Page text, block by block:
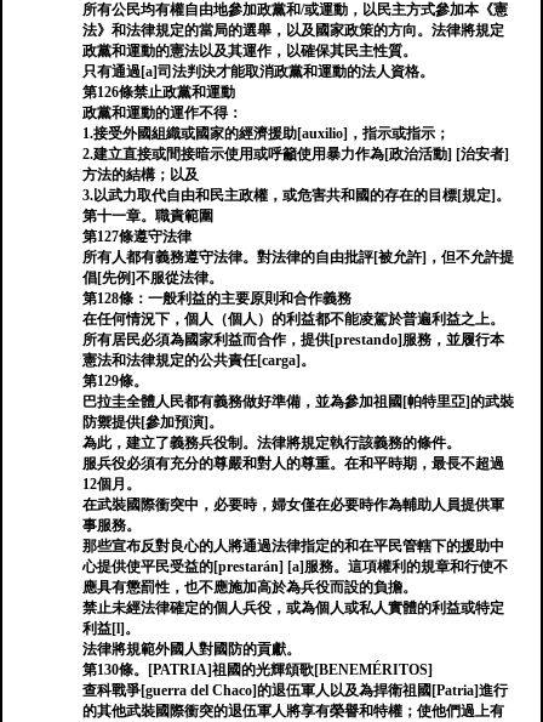
所有公民均有權自由地參加政黨和/或運動，以民主方式參加本《憲
法》和法律規定的當局的選舉，以及國家政策的方向。法律將規定
政黨和運動的憲法以及其運作，以確保其民主性質。
只有通過[a]司法判決才能取消政黨和運動的法人資格。
第126條禁止政黨和運動
政黨和運動的運作不得：
1.接受外國組織或國家的經濟援助[auxilio]，指示或指示；
2.建立直接或間接暗示使用或呼籲使用暴力作為[政治活動] [治安者]
方法的結構；以及
3.以武力取代自由和民主政權，或危害共和國的存在的目標[規定]。
第十一章。職責範圍
第127條遵守法律
所有人都有義務遵守法律。對法律的自由批評[被允許]，但不允許提
倡[先例]不服從法律。
第128條：一般利益的主要原則和合作義務
在任何情況下，個人（個人）的利益都不能凌駕於普遍利益之上。
所有居民必須為國家利益而合作，提供[prestando]服務，並履行本
憲法和法律規定的公共責任[carga]。
第129條。
巴拉圭全體人民都有義務做好準備，並為參加祖國[帕特里亞]的武裝
防禦提供[參加預演]。
為此，建立了義務兵役制。法律將規定執行該義務的條件。
服兵役必須有充分的尊嚴和對人的尊重。在和平時期，最長不超過
12個月。
在武裝國際衝突中，必要時，婦女僅在必要時作為輔助人員提供軍
事服務。
那些宣布反對良心的人將通過法律指定的和在平民管轄下的援助中
心提供使平民受益的[prestarán] [a]服務。這項權利的規章和行使不
應具有懲罰性，也不應施加高於為兵役而設的負擔。
禁止未經法律確定的個人兵役，或為個人或私人實體的利益或特定
利益[l]。
法律將規範外國人對國防的貢獻。
第130條。[PATRIA]祖國的光輝頌歌[BENEMÉRITOS]
查科戰爭[guerra del Chaco]的退伍軍人以及為捍衛祖國[Patria]進行
的其他武裝國際衝突的退伍軍人將享有榮譽和特權；使他們過上有